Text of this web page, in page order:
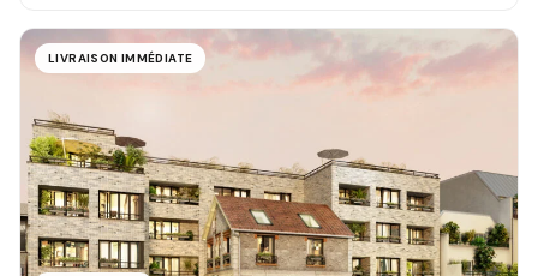
LIVRAISON IMMÉDIATE